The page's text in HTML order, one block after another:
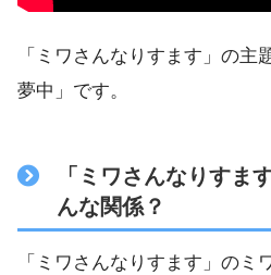
「ミワさんなりすます」の主
夢中」です。
「ミワさんなりすま
んな関係？
「ミワさんなりすます」のミ